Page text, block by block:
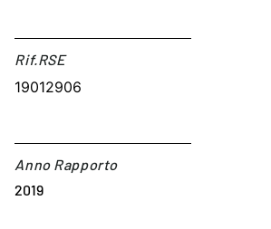
Rif.RSE​
19012906
Anno Rapporto
2019